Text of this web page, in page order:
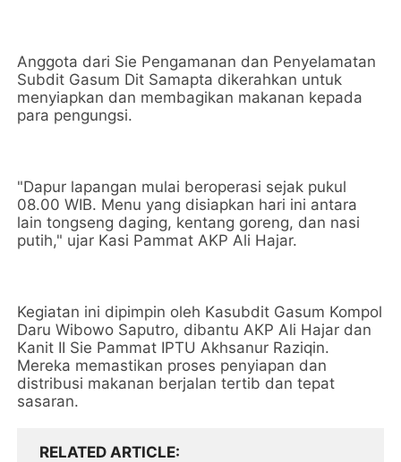
Anggota dari Sie Pengamanan dan Penyelamatan
Subdit Gasum Dit Samapta dikerahkan untuk
menyiapkan dan membagikan makanan kepada
para pengungsi.
"Dapur lapangan mulai beroperasi sejak pukul
08.00 WIB. Menu yang disiapkan hari ini antara
lain tongseng daging, kentang goreng, dan nasi
putih," ujar Kasi Pammat AKP Ali Hajar.
Kegiatan ini dipimpin oleh Kasubdit Gasum Kompol
Daru Wibowo Saputro, dibantu AKP Ali Hajar dan
Kanit II Sie Pammat IPTU Akhsanur Raziqin.
Mereka memastikan proses penyiapan dan
distribusi makanan berjalan tertib dan tepat
sasaran.
RELATED ARTICLE